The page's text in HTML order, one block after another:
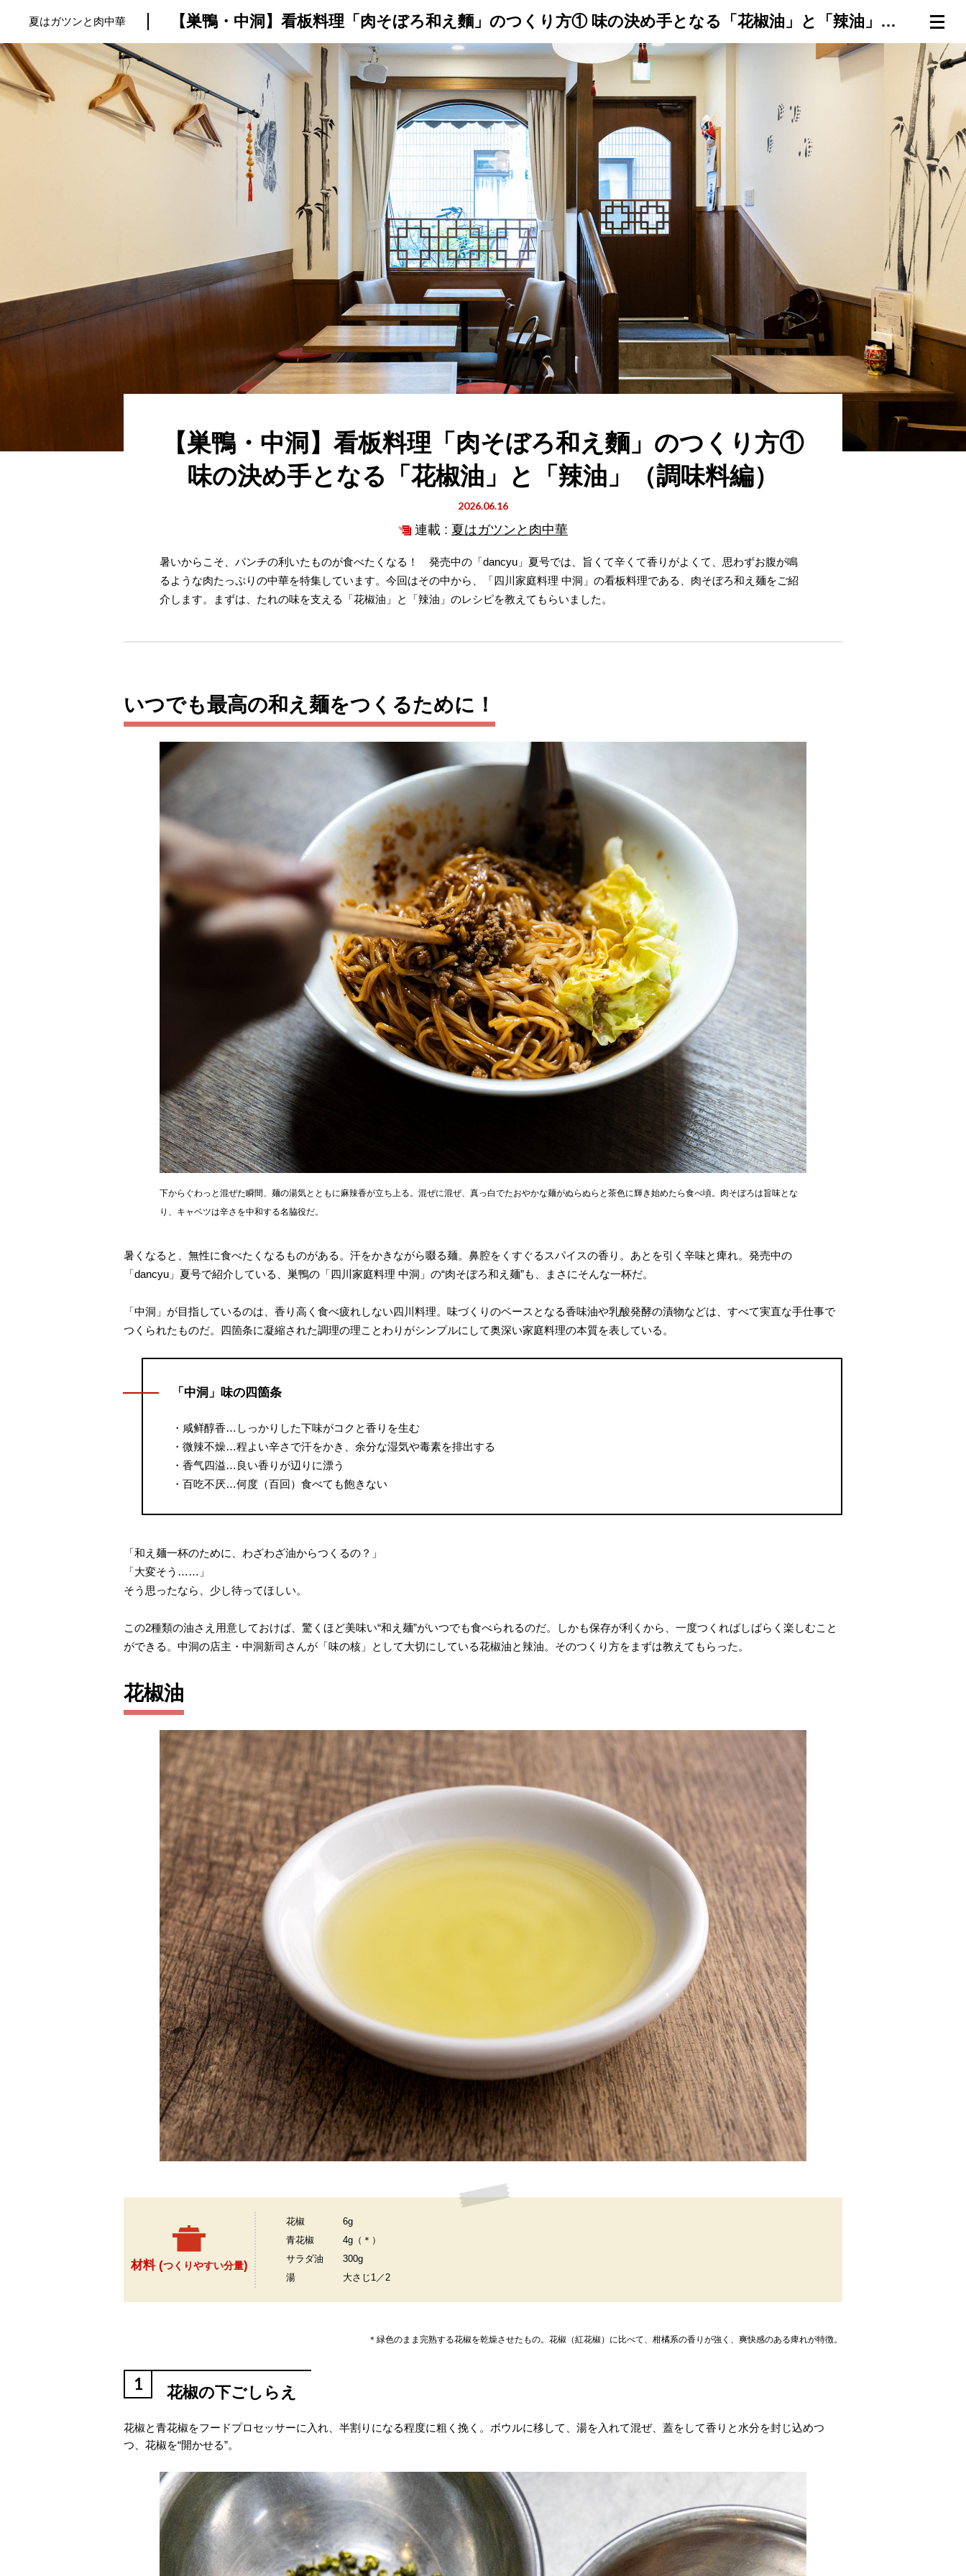
トップ プロが教えるレシピ 厳選！店探し 食のストーリー 連載一覧 倶楽部入会（無料） ログイン
夏はガツンと肉中華 【巣鴨・中洞】看板料理「肉そぼろ和え麵」のつくり方① 味の決め手となる「花椒油」と「辣油」（調味料編）
【巣鴨・中洞】看板料理「肉そぼろ和え麵」のつくり方①
味の決め手となる「花椒油」と「辣油」（調味料編）
2026.06.16
連載 : 夏はガツンと肉中華
暑いからこそ、パンチの利いたものが食べたくなる！ 発売中の「dancyu」夏号では、旨くて辛くて香りがよくて、思わずお腹が鳴
るような肉たっぷりの中華を特集しています。今回はその中から、「四川家庭料理 中洞」の看板料理である、肉そぼろ和え麺をご紹
介します。まずは、たれの味を支える「花椒油」と「辣油」のレシピを教えてもらいました。
いつでも最高の和え麺をつくるために！
下からぐわっと混ぜた瞬間、麺の湯気とともに麻辣香が立ち上る。混ぜに混ぜ、真っ白でたおやかな麺がぬらぬらと茶色に輝き始めたら食べ頃。肉そぼろは旨味とな
り、キャベツは辛さを中和する名脇役だ。
暑くなると、無性に食べたくなるものがある。汗をかきながら啜る麺。鼻腔をくすぐるスパイスの香り。あとを引く辛味と痺れ。発売中の
「dancyu」夏号で紹介している、巣鴨の「四川家庭料理 中洞」の“肉そぼろ和え麺”も、まさにそんな一杯だ。
「中洞」が目指しているのは、香り高く食べ疲れしない四川料理。味づくりのベースとなる香味油や乳酸発酵の漬物などは、すべて実直な手仕事で
つくられたものだ。四箇条に凝縮された調理の理ことわりがシンプルにして奥深い家庭料理の本質を表している。
「中洞」味の四箇条
・咸鲜醇香…しっかりした下味がコクと香りを生む
・微辣不燥…程よい辛さで汗をかき、余分な湿気や毒素を排出する
・香气四溢…良い香りが辺りに漂う
・百吃不厌…何度（百回）食べても飽きない
「和え麺一杯のために、わざわざ油からつくるの？」
「大変そう……」
そう思ったなら、少し待ってほしい。
この2種類の油さえ用意しておけば、驚くほど美味い“和え麺”がいつでも食べられるのだ。しかも保存が利くから、一度つくればしばらく楽しむこと
ができる。中洞の店主・中洞新司さんが「味の核」として大切にしている花椒油と辣油。そのつくり方をまずは教えてもらった。
花椒油
材料 (つくりやすい分量)
花椒
6g
青花椒
4g（＊）
サラダ油
300g
湯
大さじ1／2
＊緑色のまま完熟する花椒を乾燥させたもの。花椒（紅花椒）に比べて、柑橘系の香りが強く、爽快感のある痺れが特徴。
1 花椒の下ごしらえ
花椒と青花椒をフードプロセッサーに入れ、半割りになる程度に粗く挽く。ボウルに移して、湯を入れて混ぜ、蓋をして香りと水分を封じ込めつ
つ、花椒を“開かせる”。